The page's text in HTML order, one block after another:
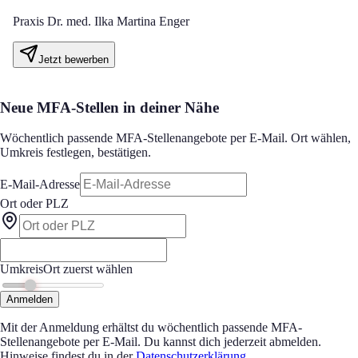
Praxis Dr. med. Ilka Martina Enger
Jetzt bewerben
Neue MFA-Stellen in deiner Nähe
Wöchentlich passende MFA-Stellenangebote per E-Mail. Ort wählen,
Umkreis festlegen, bestätigen.
E-Mail-Adresse
Ort oder PLZ
UmkreisOrt zuerst wählen
Anmelden
Mit der Anmeldung erhältst du wöchentlich passende MFA-
Stellenangebote per E-Mail. Du kannst dich jederzeit abmelden.